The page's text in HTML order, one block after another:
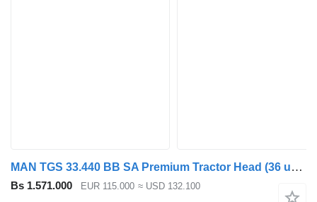
MAN TGS 33.440 BB SA Premium Tractor Head (36 units)
Bs 1.571.000 EUR 115.000 ≈ USD 132.100